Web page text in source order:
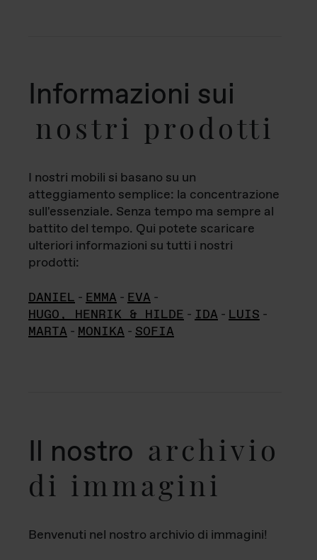
Informazioni sui
nostri prodotti
I nostri mobili si basano su un
atteggiamento semplice: la concentrazione
sull'essenziale. Senza tempo ma sempre al
battito del tempo. Qui potete scaricare
ulteriori informazioni su tutti i nostri
prodotti:
DANIEL - EMMA - EVA -
HUGO, HENRIK & HILDE - IDA - LUIS -
MARTA - MONIKA - SOFIA
Il nostro archivio
di immagini
Benvenuti nel nostro archivio di immagini!